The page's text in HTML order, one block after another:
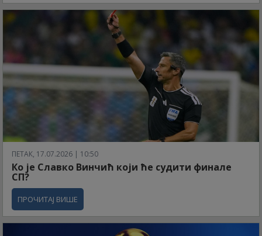
ПЕТАК, 17.07.2026 | 10:50
Ко је Славко Винчић који ће судити финале
СП?
ПРОЧИТАЈ ВИШЕ